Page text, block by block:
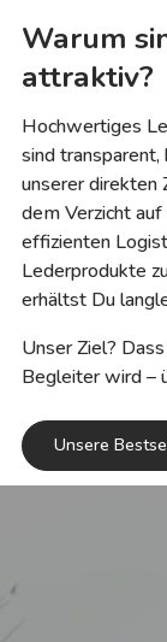
Warum
attraktiv?
Hochwertiges
sind
unserer
dem Verzicht
effizienten
Lederprodukte
erhältst Du
Unser Ziel?
Begleiter wird –
Unsere